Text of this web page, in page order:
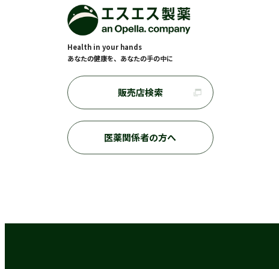
Health in your hands
あなたの健康を、あなたの手の中に
販売店検索
医薬関係者の方へ